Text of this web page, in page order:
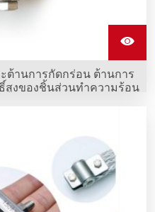
ต้านการกัดกร่อน ต้านการ
สูงของชิ้นส่วนทำความร้อน